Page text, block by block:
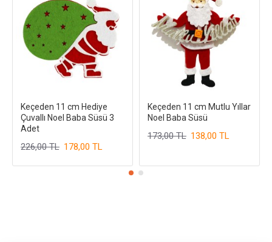
Keçeden 11 cm Hediye
Çuvallı Noel Baba Süsü 3
Adet
178,00 TL
226,00 TL
Keçeden 11 cm Mutlu Yıllar
Noel Baba Süsü
138,00 TL
173,00 TL